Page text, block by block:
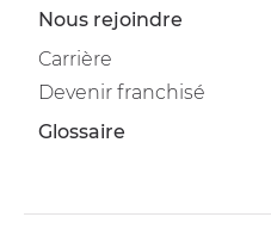
Nous rejoindre
Carrière
Devenir franchisé
Glossaire